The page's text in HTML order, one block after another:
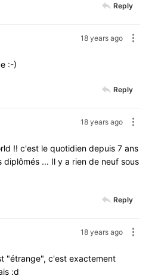
Reply
18 years ago
:-)
Reply
18 years ago
!! c'est le quotidien depuis 7 ans
... Il y a rien de neuf sous
Reply
18 years ago
"étrange", c'est exactement
:d